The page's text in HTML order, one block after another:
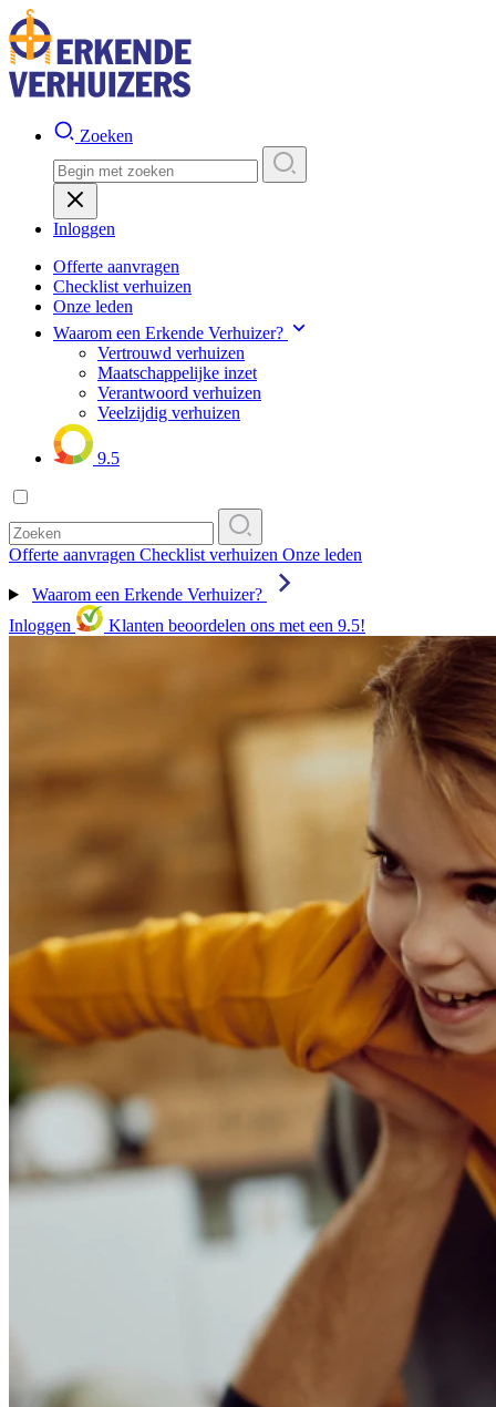
Zoeken
Inloggen
Offerte aanvragen
Checklist verhuizen
Onze leden
Waarom een Erkende Verhuizer?
Vertrouwd verhuizen
Maatschappelijke inzet
Verantwoord verhuizen
Veelzijdig verhuizen
9.5
Offerte aanvragen Checklist verhuizen Onze leden
Waarom een Erkende Verhuizer?
Inloggen
Klanten beoordelen ons met een 9.5!